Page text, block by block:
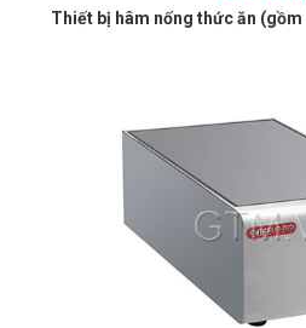
Thiết bị hâm nống thức ăn (gồm